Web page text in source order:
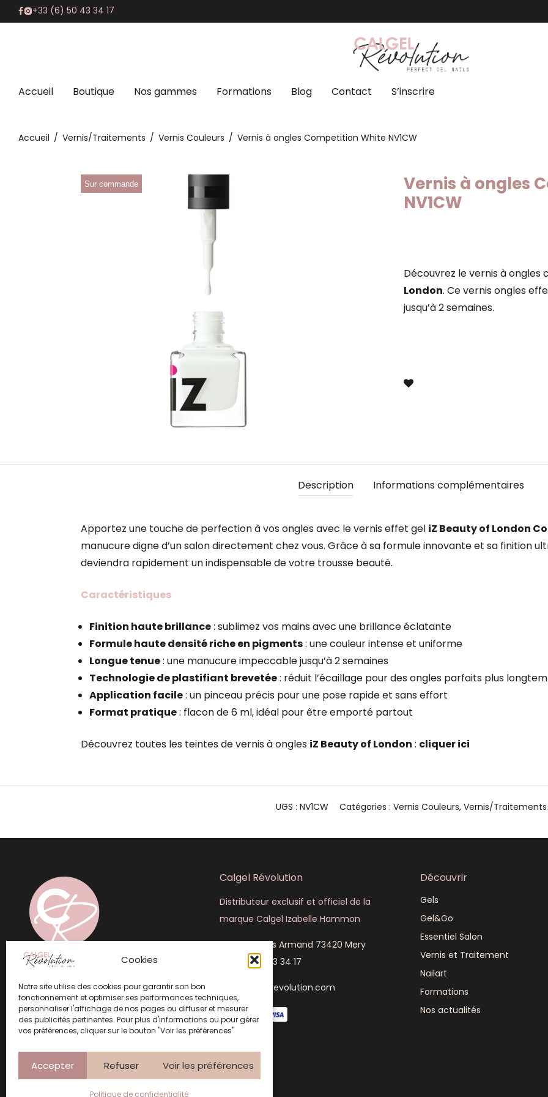
Cookies
Notre site utilise des cookies pour garantir son bon
fonctionnement et optimiser ses performances techniques,
personnaliser l'affichage de nos pages ou diffuser et mesurer
des publicités pertinentes. Pour plus d'informations ou pour gérer
vos préférences, cliquer sur le bouton "Voir les préférences"
Accepter Refuser Voir les préférences
Politique de confidentialité
+33 (6) 50 43 34 17
Accueil Boutique Nos gammes Formations Blog Contact S’inscrire
Accueil / Vernis/Traitements / Vernis Couleurs / Vernis à ongles Competition White NV1CW
Sur commande
Vernis à ongles
NV1CW
Découvrez le vernis à
London. Ce vernis ongles
jusqu’à 2 semaines.
Description Informations complémentaires
Apportez une touche de perfection à vos ongles avec le vernis effet gel iZ Beauty of London
manucure digne d’un salon directement chez vous. Grâce à sa formule innovante et sa finition
deviendra rapidement un indispensable de votre trousse beauté.
Caractéristiques
Finition haute brillance: sublimez vos mains avec une brillance éclatante
Formule haute densité riche en pigments: une couleur intense et uniforme
Longue tenue: une manucure impeccable jusqu’à 2 semaines
Technologie de plastifiant brevetée: réduit l’écaillage pour des ongles parfaits plus
Application facile: un pinceau précis pour une pose rapide et sans effort
Format pratique: flacon de 6 ml, idéal pour être emporté partout
Découvrez toutes les teintes de vernis à ongles iZ Beauty of London : cliquer ici
UGS : NV1CW Catégories : Vernis Couleurs, Vernis/Traitements
Calgel Révolution
Distributeur exclusif et officiel de la
marque Calgel Izabelle Hammon
445 rue Louis Armand 73420 Mery
+33 (6) 50 43 34 17
info@calgelrevolution.com
Découvrir
Gels
Gel&Go
Essentiel Salon
Vernis et Traitement
Nailart
Formations
Nos actualités
Création Atelier 3 Points